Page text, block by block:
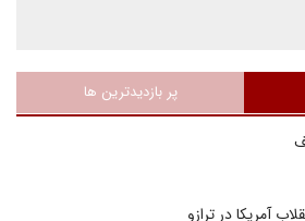
پر بازدیدترین ها
آمریکا در ترازو